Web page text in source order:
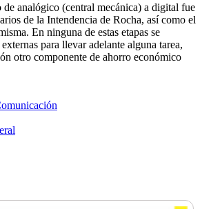
de analógico (central mecánica) a digital fue
de la Intendencia de Rocha, así como el
En ninguna de estas etapas se
para llevar adelante alguna tarea,
otro componente de ahorro económico